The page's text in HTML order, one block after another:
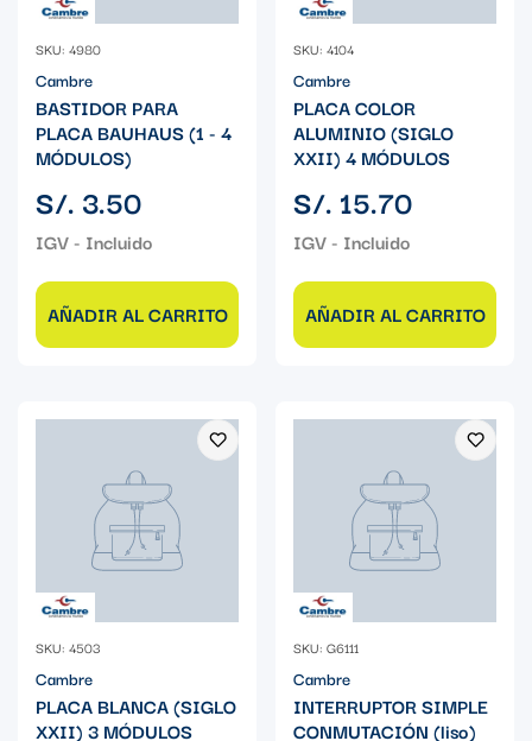
SKU: 4980
Cambre
BASTIDOR PARA
PLACA BAUHAUS (1 - 4
MÓDULOS)
Precio
regular
S/. 3.50
AÑADIR AL CARRITO
SKU: 4104
Cambre
PLACA COLOR
ALUMINIO (SIGLO
XXII) 4 MÓDULOS
Precio
regular
S/. 15.70
AÑADIR AL CARRITO
SKU: 4503
Cambre
PLACA BLANCA (SIGLO
XXII) 3 MÓDULOS
SKU: G6111
Cambre
INTERRUPTOR SIMPLE
CONMUTACIÓN (liso)